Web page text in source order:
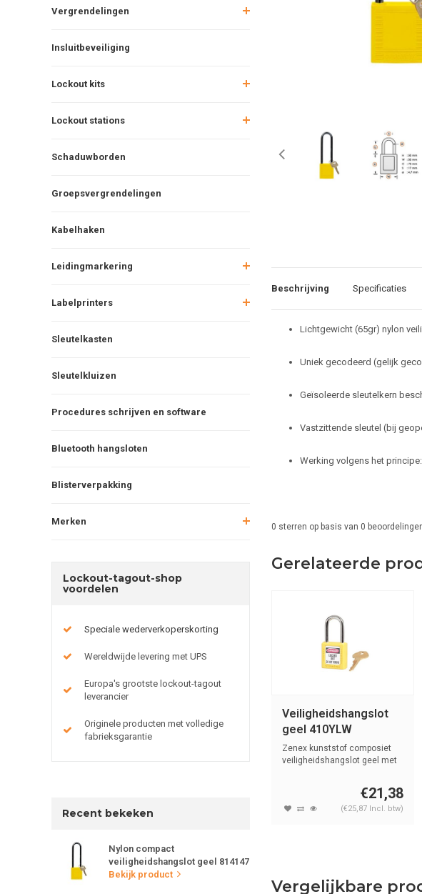
Vergrendelingen
Insluitbeveiliging
Lockout kits
Lockout stations
Schaduwborden
Groepsvergrendelingen
Kabelhaken
Leidingmarkering
Labelprinters
Sleutelkasten
Sleutelkluizen
Procedures schrijven en software
Bluetooth hangsloten
Blisterverpakking
Merken
Lockout-tagout-shop
voordelen
Speciale wederverkoperskorting
Wereldwijde levering met UPS
Europa's grootste lockout-tagout
leverancier
Originele producten met volledige
fabrieksgarantie
Recent bekeken
Nylon compact
veiligheidshangslot geel 814147
Bekijk product
Beschrijving Specificaties
Lichtgewicht (65gr) nylon
Uniek gecodeerd (gelijk
Geïsoleerde sleutelkern
Vastzittende sleutel (bij
Werking volgens het
0 sterren op basis van 0
Gerelateerde
Veiligheidshangslot
geel 410YLW
Zenex kunststof composiet
veiligheidshangslot geel met
€21,38
(€25,87 Incl. btw)
Vergelijkbare